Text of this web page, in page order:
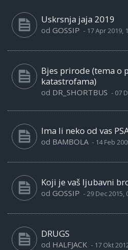
Uskrsnja jaja 2019
od GOSSIP - 17 Apr 2019,
Bjes prirode (tema o
katastrofama)
od DR_SHORTBUS - 07
Ima li neko od vas
od BAMBOLA - 14 Feb
Koji je vaš ljubavni
od GOSSIP -29 Dec 2015,
DRUGS
od HALFJACK - 17 Okt